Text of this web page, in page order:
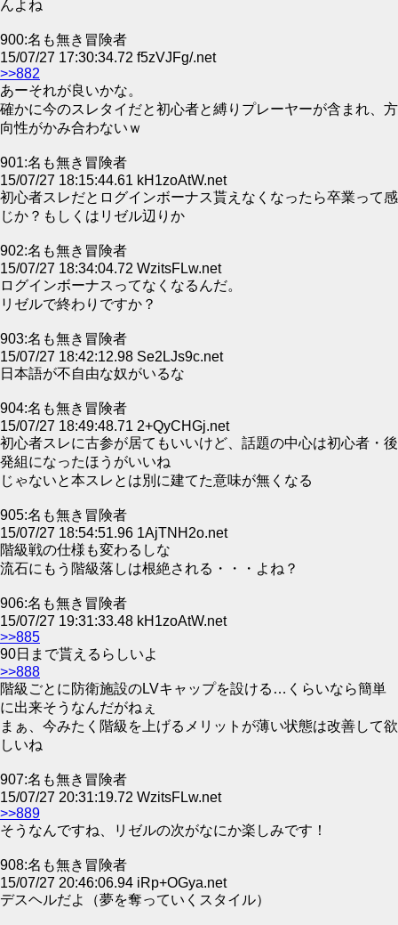
んよね
900:名も無き冒険者
15/07/27 17:30:34.72 f5zVJFg/.net
>>882
あーそれが良いかな。
確かに今のスレタイだと初心者と縛りプレーヤーが含まれ、方
向性がかみ合わないｗ
901:名も無き冒険者
15/07/27 18:15:44.61 kH1zoAtW.net
初心者スレだとログインボーナス貰えなくなったら卒業って感
じか？もしくはリゼル辺りか
902:名も無き冒険者
15/07/27 18:34:04.72 WzitsFLw.net
ログインボーナスってなくなるんだ。
リゼルで終わりですか？
903:名も無き冒険者
15/07/27 18:42:12.98 Se2LJs9c.net
日本語が不自由な奴がいるな
904:名も無き冒険者
15/07/27 18:49:48.71 2+QyCHGj.net
初心者スレに古参が居てもいいけど、話題の中心は初心者・後
発組になったほうがいいね
じゃないと本スレとは別に建てた意味が無くなる
905:名も無き冒険者
15/07/27 18:54:51.96 1AjTNH2o.net
階級戦の仕様も変わるしな
流石にもう階級落しは根絶される・・・よね？
906:名も無き冒険者
15/07/27 19:31:33.48 kH1zoAtW.net
>>885
90日まで貰えるらしいよ
>>888
階級ごとに防衛施設のLVキャップを設ける…くらいなら簡単
に出来そうなんだがねぇ
まぁ、今みたく階級を上げるメリットが薄い状態は改善して欲
しいね
907:名も無き冒険者
15/07/27 20:31:19.72 WzitsFLw.net
>>889
そうなんですね、リゼルの次がなにか楽しみです！
908:名も無き冒険者
15/07/27 20:46:06.94 iRp+OGya.net
デスヘルだよ（夢を奪っていくスタイル）